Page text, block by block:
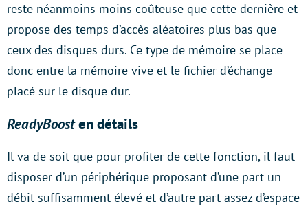
reste néanmoins moins coûteuse que cette dernière et
propose des temps d’accès aléatoires plus bas que
ceux des disques durs. Ce type de mémoire se place
donc entre la mémoire vive et le fichier d’échange
placé sur le disque dur.
ReadyBoosten détails
Il va de soit que pour profiter de cette fonction, il faut
disposer d’un périphérique proposant d’une part un
débit suffisamment élevé et d’autre part assez d’espace